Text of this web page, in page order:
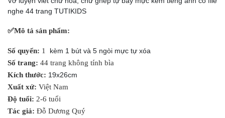
nghe 44 trang TUTIKIDS
✅Mô tả sản phẩm:
Số quyển: 1 kèm 1 bút và 5 ngòi mực tự xóa
Số trang: 44 trang không tính bìa
Kích thước: 19x26cm
Xuất xứ: Việt Nam
Độ tuổi: 2-6 tuổi
Tác giả: Đỗ Dương Quý